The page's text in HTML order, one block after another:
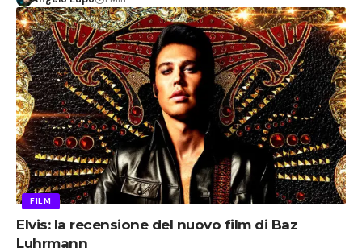
FILM
Elvis: la recensione del nuovo film di Baz
Luhrmann